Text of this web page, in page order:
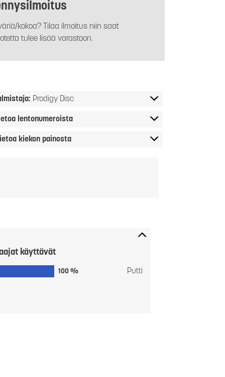
kokoa? Tilaa ilmoitus niin saat
tulee lisää varastoon.
Prodigy Disc
lentonumeroista
kiekon painosta
käyttävät
100 % Putti